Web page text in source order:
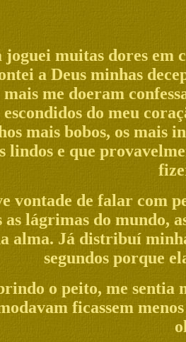
joguei muitas dores em
a Deus minhas
mais me doeram
do meu
mais bobos, os mais
lindos e que
vontade de falar com
as lágrimas do mundo,
alma. Já distribuí
segundos porque
o peito, me sentia
ficassem